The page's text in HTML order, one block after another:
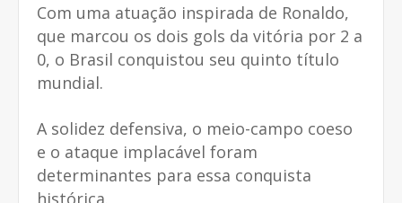
Com uma atuação inspirada de Ronaldo,
que marcou os dois gols da vitória por 2 a
0, o Brasil conquistou seu quinto título
mundial.
A solidez defensiva, o meio-campo coeso
e o ataque implacável foram
determinantes para essa conquista
histórica.